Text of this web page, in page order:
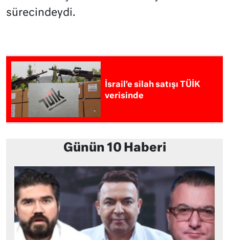
sürecindeydi.
İsrail’e silah satışı TÜİK
verisinde
Günün 10 Haberi